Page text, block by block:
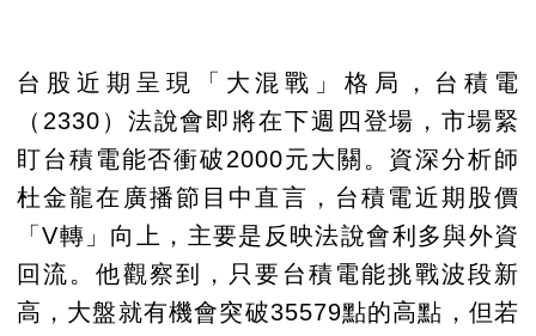
台股近期呈現「大混戰」格局，台積電
（2330）法說會即將在下週四登場，市場緊
盯台積電能否衝破2000元大關。資深分析師
杜金龍在廣播節目中直言，台積電近期股價
「V轉」向上，主要是反映法說會利多與外資
回流。他觀察到，只要台積電能挑戰波段新
高，大盤就有機會突破35579點的高點，但若